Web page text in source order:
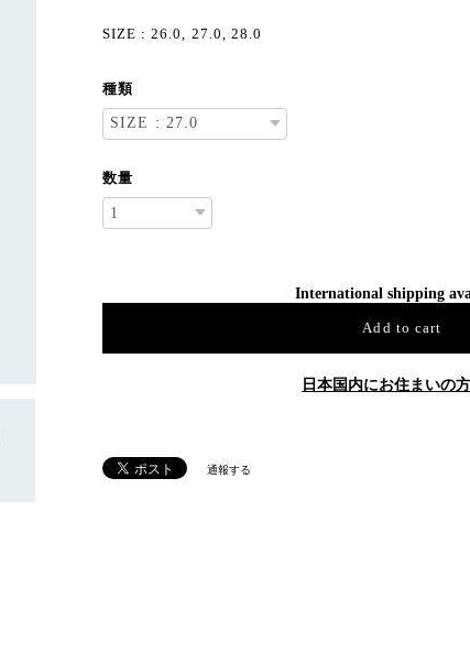
SIZE : 26.0, 27.0, 28.0
種類
数量
International shipping
Add to cart
日本国内にお住まいの
通報する